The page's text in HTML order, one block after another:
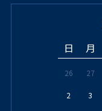
日 月
26 27
2 3